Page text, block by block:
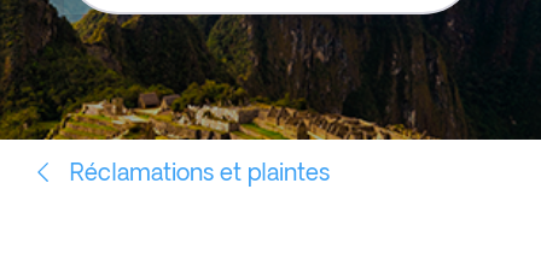
le
centre
d'aide
Exoticca
Réclamations et plaintes